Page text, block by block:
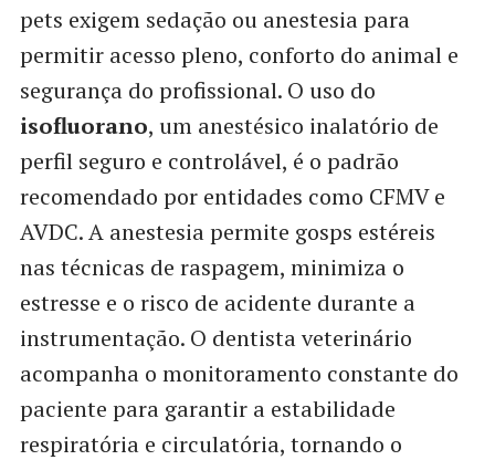
pets exigem sedação ou anestesia para
permitir acesso pleno, conforto do animal e
segurança do profissional. O uso do
isofluorano, um anestésico inalatório de
perfil seguro e controlável, é o padrão
recomendado por entidades como CFMV e
AVDC. A anestesia permite gosps estéreis
nas técnicas de raspagem, minimiza o
estresse e o risco de acidente durante a
instrumentação. O dentista veterinário
acompanha o monitoramento constante do
paciente para garantir a estabilidade
respiratória e circulatória, tornando o